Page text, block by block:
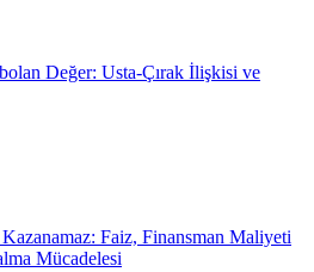
Değer: Usta-Çırak İlişkisi ve
Faiz, Finansman Maliyeti
Mücadelesi